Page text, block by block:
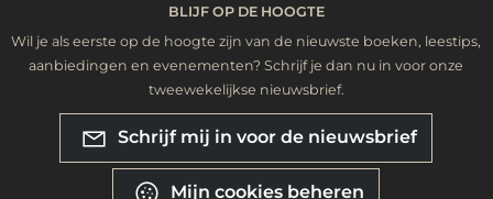
BLIJF OP DE HOOGTE
Wil je als eerste op de hoogte zijn van de nieuwste boeken, leestips,
aanbiedingen en evenementen? Schrijf je dan nu in voor onze
tweewekelijkse nieuwsbrief.
Schrijf mij in voor de nieuwsbrief
Mijn cookies beheren